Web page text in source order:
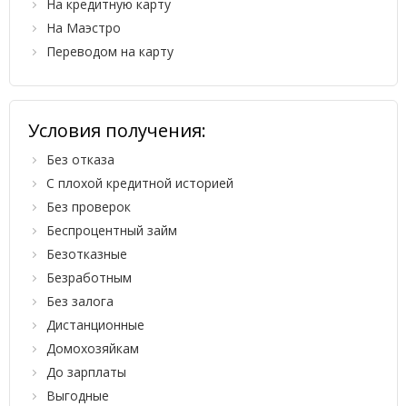
На кредитную карту
На Маэстро
Переводом на карту
Условия получения:
Без отказа
С плохой кредитной историей
Без проверок
Беспроцентный займ
Безотказные
Безработным
Без залога
Дистанционные
Домохозяйкам
До зарплаты
Выгодные